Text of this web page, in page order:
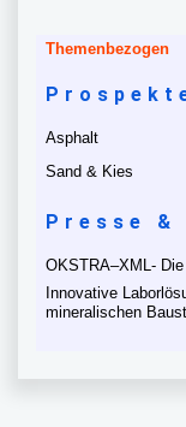
Themenbezogen
Asphalt
Sand & Kies
Presse &
OKSTRA–XML-
Innovative
mineralischen